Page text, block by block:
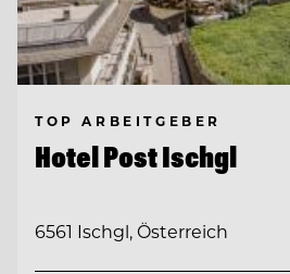
TOP ARBEITGEBER
Hotel Post Ischgl
6561 Ischgl, Österreich